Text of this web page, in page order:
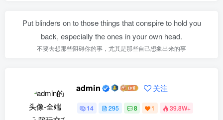
Put blinders on to those things that conspire to hold you
back, especially the ones in your own head.
不要去想那些阻碍你的事，尤其是那些自己想象出来的事
admin 关注
14 295 8 1 39.8W+